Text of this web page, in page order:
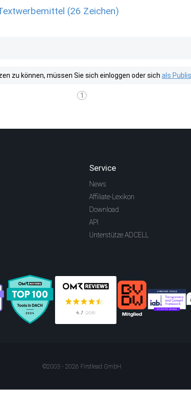
(26 Zeichen)
zu können, müssen Sie sich einloggen oder sich als
1
Service
News
Affiliate-Lexikon
Download
API
Unterstütze ADCELL
©2003 - 2026 Firstlead GmbH